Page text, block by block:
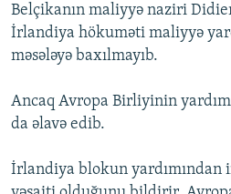
FOTOQALEREYA
İNFOQRAFIKA
OXU ZALI
AZƏRBAYCAN ƏDƏBIYYATI KITABXANASI
İSLAM VƏ DEMOKRATIYA
İZ - MƏDƏNIYYƏT PROQRAMI
HAQQIMIZDA
MISSIYAMIZ
PEŞƏ ETIKASI VƏ JURNALISTIKA
MATERIALLARIMIZDAN ISTIFADƏ
BIZIMLƏ ƏLAQƏ
RFE/RL-in bütün saytları
Belçikanın maliyyə naziri
İrlandiya hökuməti maliyyə
məsələyə baxılmayıb.
Ancaq Avropa Birliyinin
da əlavə edib.
İrlandiya blokun yardımından